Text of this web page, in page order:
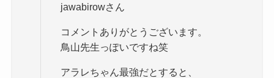
jawabirowさん
コメントありがとうございます。
鳥山先生っぽいですね笑
アラレちゃん最強だとすると、